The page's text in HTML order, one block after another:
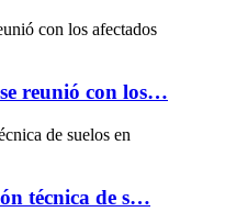
reunió con los…
técnica de s…